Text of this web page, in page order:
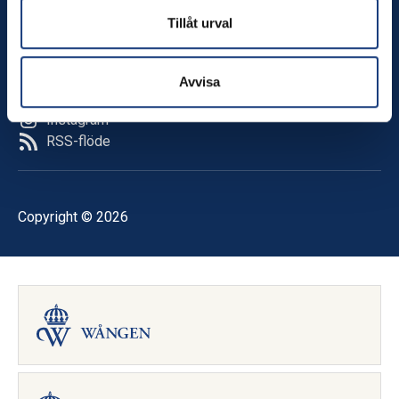
Tillåt urval
Avvisa
Följ oss
Instagram
RSS-flöde
Copyright © 2026